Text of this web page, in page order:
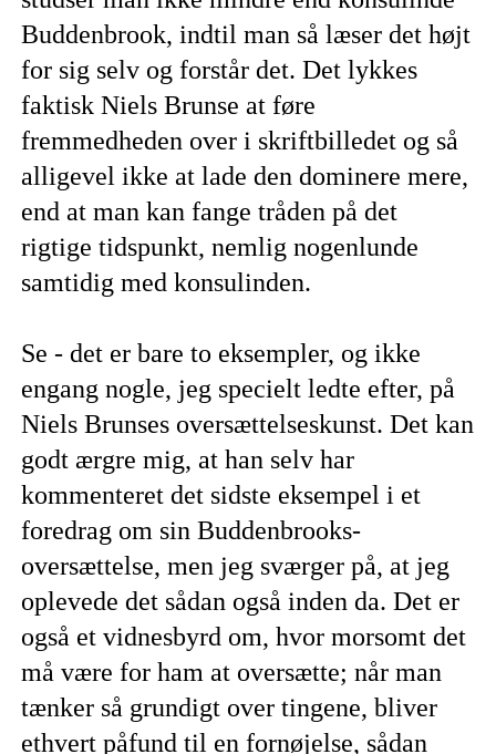
Buddenbrook, indtil man så læser det højt
for sig selv og forstår det. Det lykkes
faktisk Niels Brunse at føre
fremmedheden over i skriftbilledet og så
alligevel ikke at lade den dominere mere,
end at man kan fange tråden på det
rigtige tidspunkt, nemlig nogenlunde
samtidig med konsulinden.
Se - det er bare to eksempler, og ikke
engang nogle, jeg specielt ledte efter, på
Niels Brunses oversættelseskunst. Det kan
godt ærgre mig, at han selv har
kommenteret det sidste eksempel i et
foredrag om sin Buddenbrooks-
oversættelse, men jeg sværger på, at jeg
oplevede det sådan også inden da. Det er
også et vidnesbyrd om, hvor morsomt det
må være for ham at oversætte; når man
tænker så grundigt over tingene, bliver
ethvert påfund til en fornøjelse, sådan